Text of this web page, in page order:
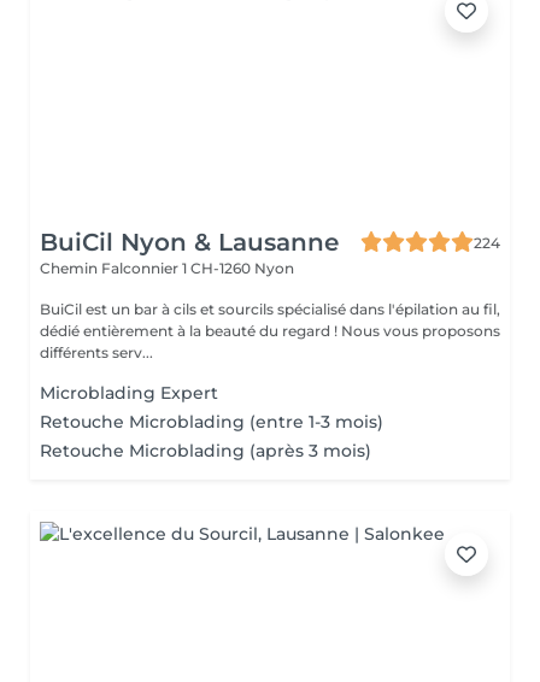
BuiCil Nyon & Lausanne
224
Chemin Falconnier 1 CH-1260 Nyon
BuiCil est un bar à cils et sourcils spécialisé dans l'épilation au fil,
dédié entièrement à la beauté du regard ! Nous vous proposons
différents serv...
Microblading Expert
Retouche Microblading (entre 1-3 mois)
Retouche Microblading (après 3 mois)